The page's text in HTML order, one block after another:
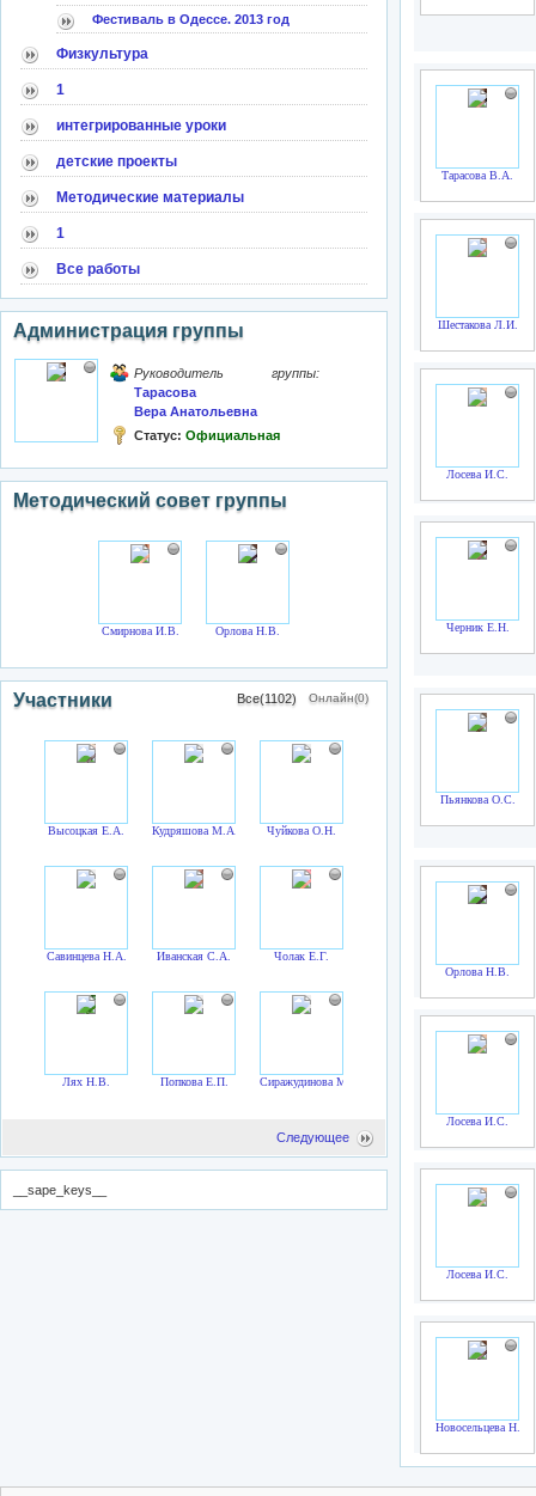
Фестиваль в Одессе. 2013 год
Физкультура
1
интегрированные уроки
детские проекты
Методические материалы
1
Все работы
Администрация группы
Руководитель группы:
Тарасова
Вера Анатольевна
Статус: Официальная
Методический совет группы
Смирнова И.В. Орлова Н.В.
Участники Все(1102) Онлайн(0)
Высоцкая Е.А. Кудряшова М.А. Чуйкова О.Н.
Савинцева Н.А. Иванская С.А. Чолак Е.Г.
Лях Н.В. Попкова Е.П. Сиражудинова М.М.
Следующее
__sape_keys__
Тарасова В.А.
Шестакова Л.И.
Лосева И.С.
Черник Е.Н.
Пьянкова О.С.
Орлова Н.В.
Лосева И.С.
Лосева И.С.
Новосельцева Н.Л.